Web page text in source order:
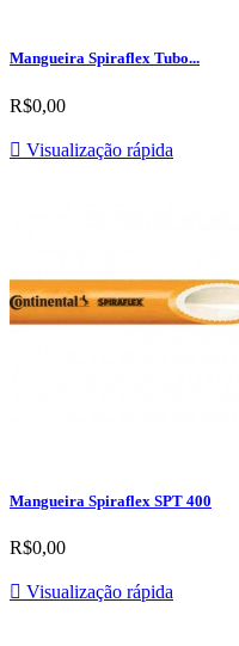
Mangueira Spiraflex Tubo...
R$0,00
 Visualização rápida
Mangueira Spiraflex SPT 400
R$0,00
 Visualização rápida